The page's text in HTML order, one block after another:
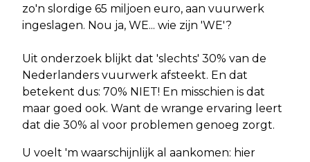
zo'n slordige 65 miljoen euro, aan vuurwerk
ingeslagen. Nou ja, WE... wie zijn 'WE'?
Uit onderzoek blijkt dat 'slechts' 30% van de
Nederlanders vuurwerk afsteekt. En dat
betekent dus: 70% NIET! En misschien is dat
maar goed ook. Want de wrange ervaring leert
dat die 30% al voor problemen genoeg zorgt.
U voelt 'm waarschijnlijk al aankomen: hier